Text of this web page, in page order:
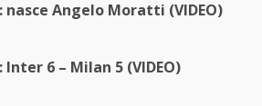
nasce Angelo Moratti (VIDEO)
6 – Milan 5 (VIDEO)